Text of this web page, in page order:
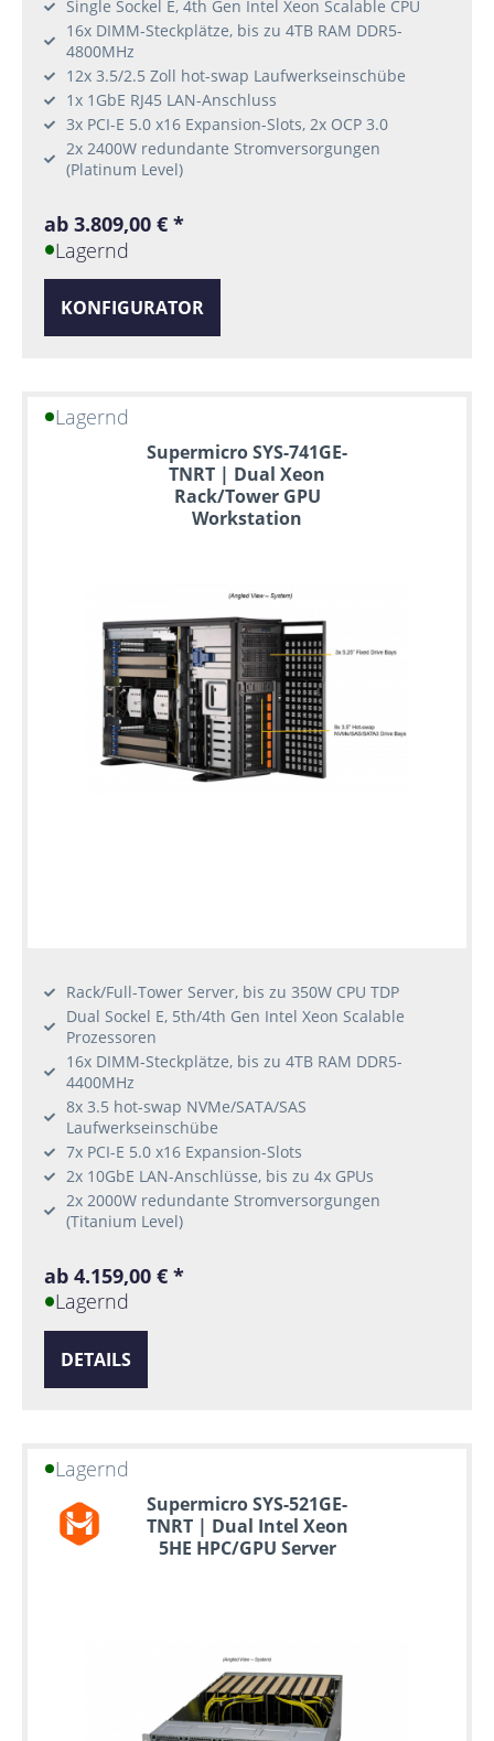
Single Sockel E, 4th Gen Intel Xeon Scalable CPU
16x DIMM-Steckplätze, bis zu 4TB RAM DDR5-
4800MHz
12x 3.5/2.5 Zoll hot-swap Laufwerkseinschübe
1x 1GbE RJ45 LAN-Anschluss
3x PCI-E 5.0 x16 Expansion-Slots, 2x OCP 3.0
2x 2400W redundante Stromversorgungen
(Platinum Level)
ab 3.809,00 € *
Lagernd
KONFIGURATOR
Lagernd
Supermicro SYS-741GE-
TNRT | Dual Xeon
Rack/Tower GPU
Workstation
Rack/Full-Tower Server, bis zu 350W CPU TDP
Dual Sockel E, 5th/4th Gen Intel Xeon Scalable
Prozessoren
16x DIMM-Steckplätze, bis zu 4TB RAM DDR5-
4400MHz
8x 3.5 hot-swap NVMe/SATA/SAS
Laufwerkseinschübe
7x PCI-E 5.0 x16 Expansion-Slots
2x 10GbE LAN-Anschlüsse, bis zu 4x GPUs
2x 2000W redundante Stromversorgungen
(Titanium Level)
ab 4.159,00 € *
Lagernd
DETAILS
Lagernd
Supermicro SYS-521GE-
TNRT | Dual Intel Xeon
5HE HPC/GPU Server